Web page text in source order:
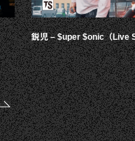
鋭児 – $uper $onic（Live